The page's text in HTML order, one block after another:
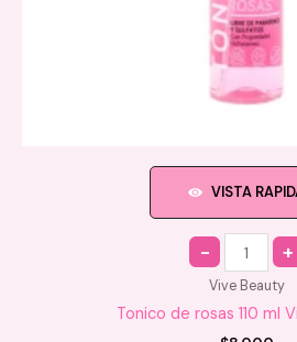
VISTA
Quantity
Vive Beauty
Tonico de rosas 110 ml